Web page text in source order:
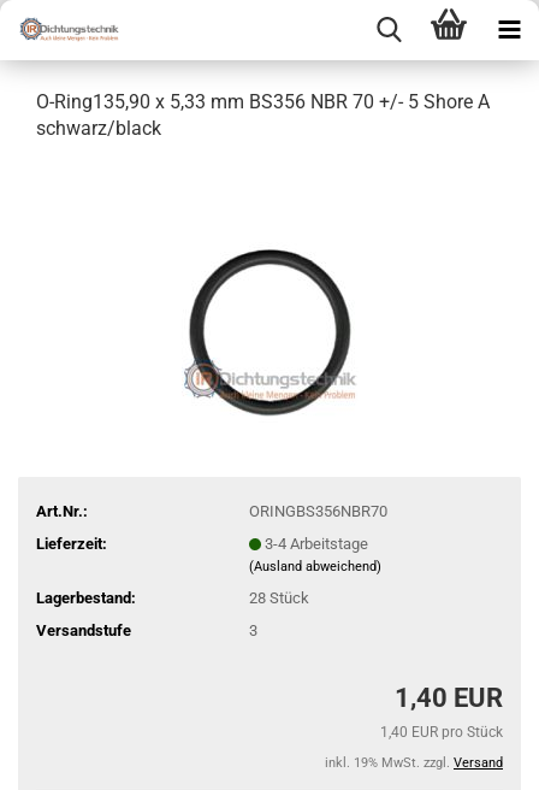
O-Ring135,90 x 5,33 mm BS356 NBR 70 +/- 5 Shore A
schwarz/black
Art.Nr.:
ORINGBS356NBR70
Lieferzeit:
3-4 Arbeitstage
(Ausland abweichend)
Lagerbestand: 28 Stück
Versandstufe
3
1,40 EUR
1,40 EUR pro Stück
inkl. 19% MwSt. zzgl. Versand